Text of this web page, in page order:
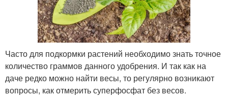
Часто для подкормки растений необходимо знать точное
количество граммов данного удобрения. И так как на
даче редко можно найти весы, то регулярно возникают
вопросы, как отмерить суперфосфат без весов.